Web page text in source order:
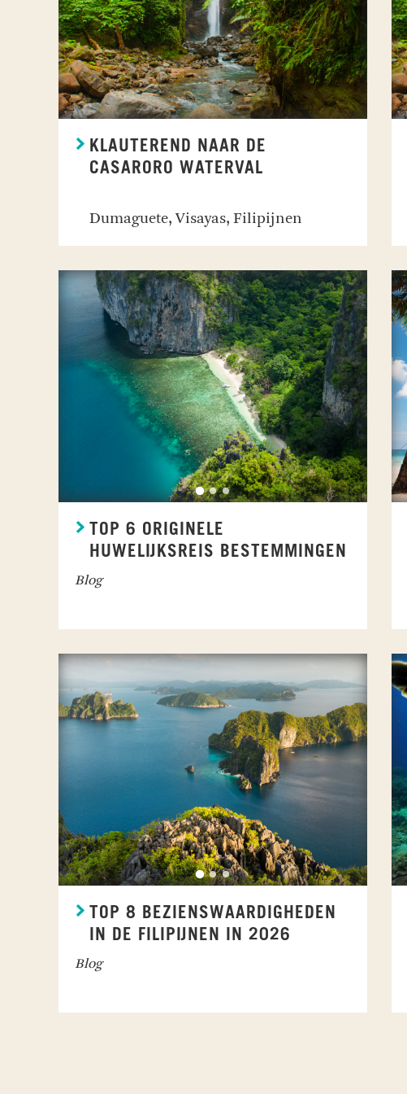
KLAUTEREND NAAR DE
CASARORO WATERVAL
Dumaguete, Visayas, Filipijnen
TOP 6 ORIGINELE
HUWELIJKSREIS BESTEMMINGEN
Blog
TOP 8 BEZIENSWAARDIGHEDEN
IN DE FILIPIJNEN IN 2026
Blog